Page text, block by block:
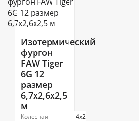
Изотермический
фургон
FAW Tiger
6G 12
размер
6,7x2,6x2,5
м
Колесная
4х2